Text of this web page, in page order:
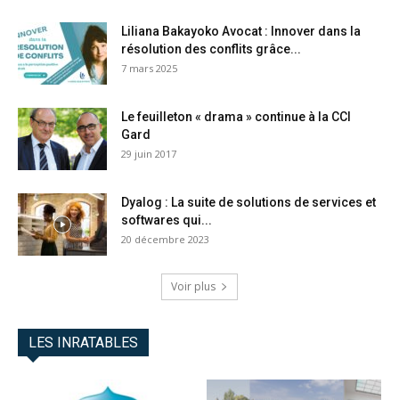
Liliana Bakayoko Avocat : Innover dans la
résolution des conflits grâce...
7 mars 2025
Le feuilleton « drama » continue à la CCI
Gard
29 juin 2017
Dyalog : La suite de solutions de services et
softwares qui...
20 décembre 2023
Voir plus
LES INRATABLES